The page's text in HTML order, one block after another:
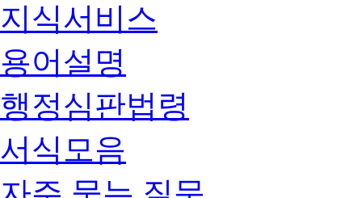
지식서비스
용어설명
행정심판법령
서식모음